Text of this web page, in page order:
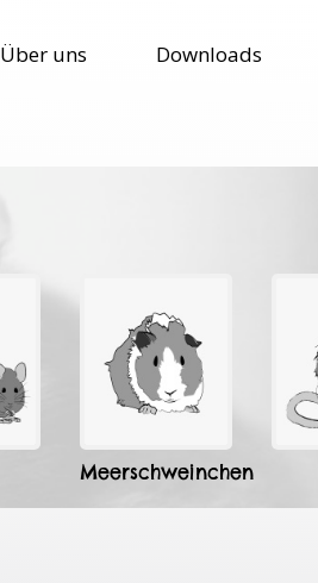
Downloads
Über uns
Meerschweinchen